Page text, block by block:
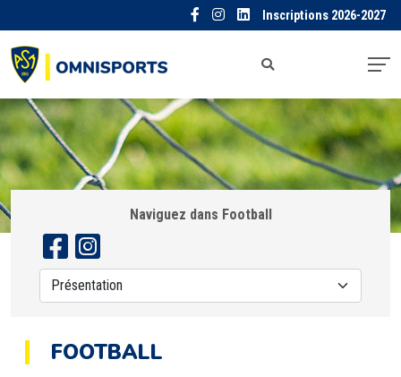
Inscriptions 2026-2027
Naviguez dans Football
FOOTBALL